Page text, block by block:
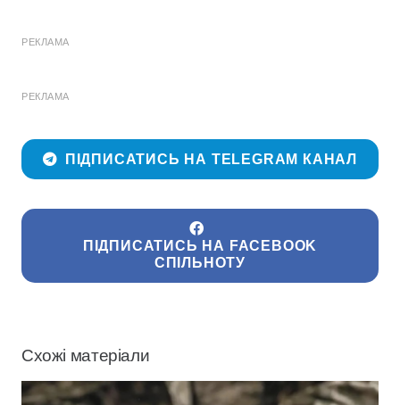
РЕКЛАМА
РЕКЛАМА
ПІДПИСАТИСЬ НА TELEGRAM КАНАЛ
ПІДПИСАТИСЬ НА FACEBOOK
СПІЛЬНОТУ
Схожі матеріали